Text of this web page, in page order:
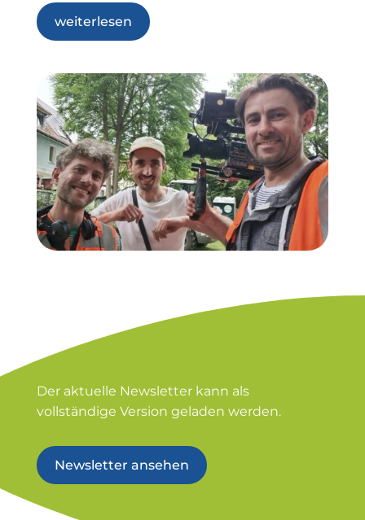
weiterlesen
Der aktuelle Newsletter kann als
vollständige Version geladen werden.
Newsletter ansehen